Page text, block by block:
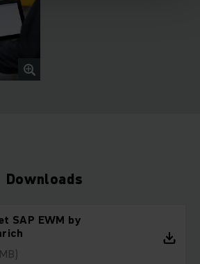
Downloads
SAP EWM by